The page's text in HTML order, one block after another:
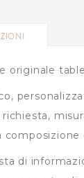
originale
di